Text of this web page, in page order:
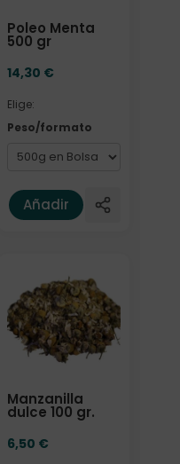
Poleo Menta
500 gr
14,30 €
Elige:
Peso/formato
Añadir
Manzanilla
dulce 100 gr.
6,50 €
Elige: Peso/formato